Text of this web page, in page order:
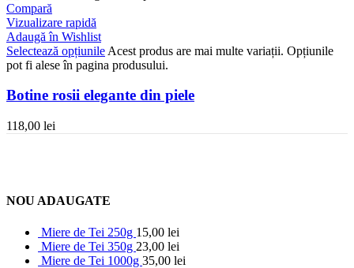
Compară
Vizualizare rapidă
Adaugă în Wishlist
Selectează opțiunile Acest produs are mai multe variații. Opțiunile
pot fi alese în pagina produsului.
Botine rosii elegante din piele
118,00 lei
NOU ADAUGATE
Miere de Tei 250g 15,00 lei
Miere de Tei 350g 23,00 lei
Miere de Tei 1000g 35,00 lei